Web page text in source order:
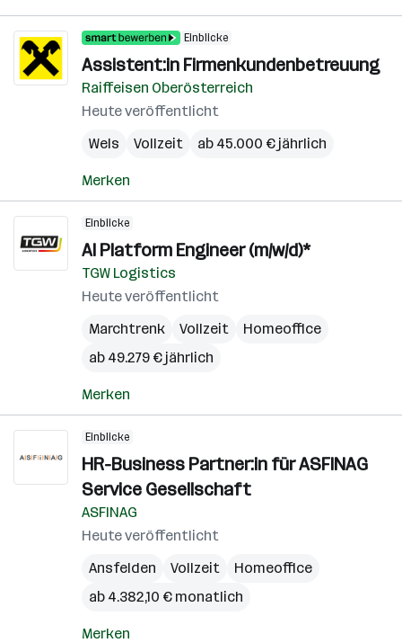
Einblicke
Assistent:in Firmenkundenbetreuung
Raiffeisen Oberösterreich
Heute veröffentlicht
Wels
Vollzeit ab 45.000 € jährlich
Merken
Einblicke
AI Platform Engineer (m/w/d)*
TGW Logistics
Heute veröffentlicht
Marchtrenk
Vollzeit
Homeoffice
ab 49.279 € jährlich
Merken
Einblicke
HR-Business Partner:in für ASFINAG
Service Gesellschaft
ASFINAG
Heute veröffentlicht
Ansfelden
Vollzeit
Homeoffice
ab 4.382,10 € monatlich
Merken